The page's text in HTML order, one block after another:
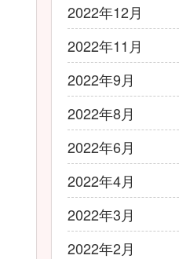
2022年12月
2022年11月
2022年9月
2022年8月
2022年6月
2022年4月
2022年3月
2022年2月